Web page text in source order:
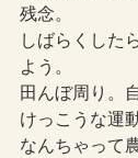
残念。
しばらくした
よう。
田んぼ周り。
けっこうな運
なんちゃって